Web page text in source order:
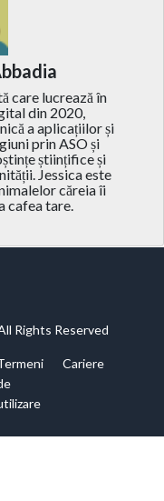
care lucrează în
din 2020,
a aplicațiilor și
prin ASO și
științifice și
Jessica este
căreia îi
cafea tare.
Rights Reserved
Cariere